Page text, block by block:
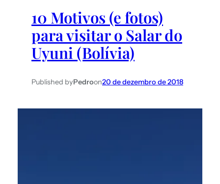
10 Motivos (e fotos)
para visitar o Salar do
Uyuni (Bolívia)
Published byPedroon20 de dezembro de 2018